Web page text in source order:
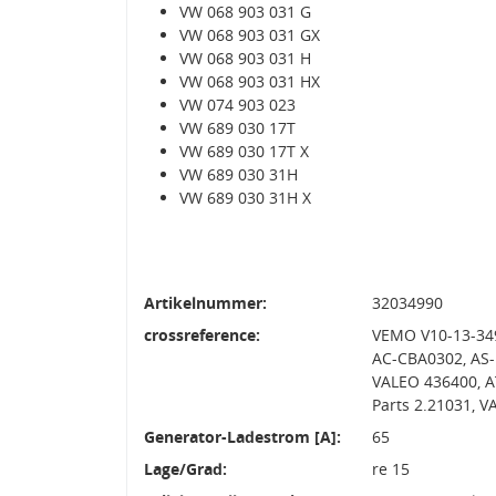
VW 068 903 031 G
VW 068 903 031 GX
VW 068 903 031 H
VW 068 903 031 HX
VW 074 903 023
VW 689 030 17T
VW 689 030 17T X
VW 689 030 31H
VW 689 030 31H X
Artikelnummer:
32034990
crossreference:
VEMO V10-13-
AC-CBA0302,
VALEO 436400,
Parts 2.21031,
Generator-Ladestrom [A]:
65
Lage/Grad:
re 15